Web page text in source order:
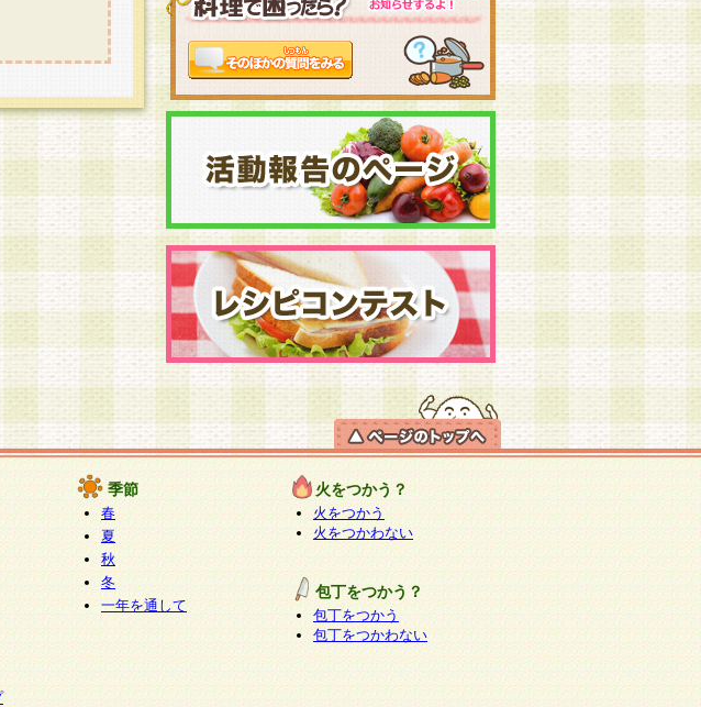
季節
春
夏
秋
冬
一年を通して
火をつかう？
火をつかう
火をつかわない
包丁をつかう？
包丁をつかう
包丁をつかわない